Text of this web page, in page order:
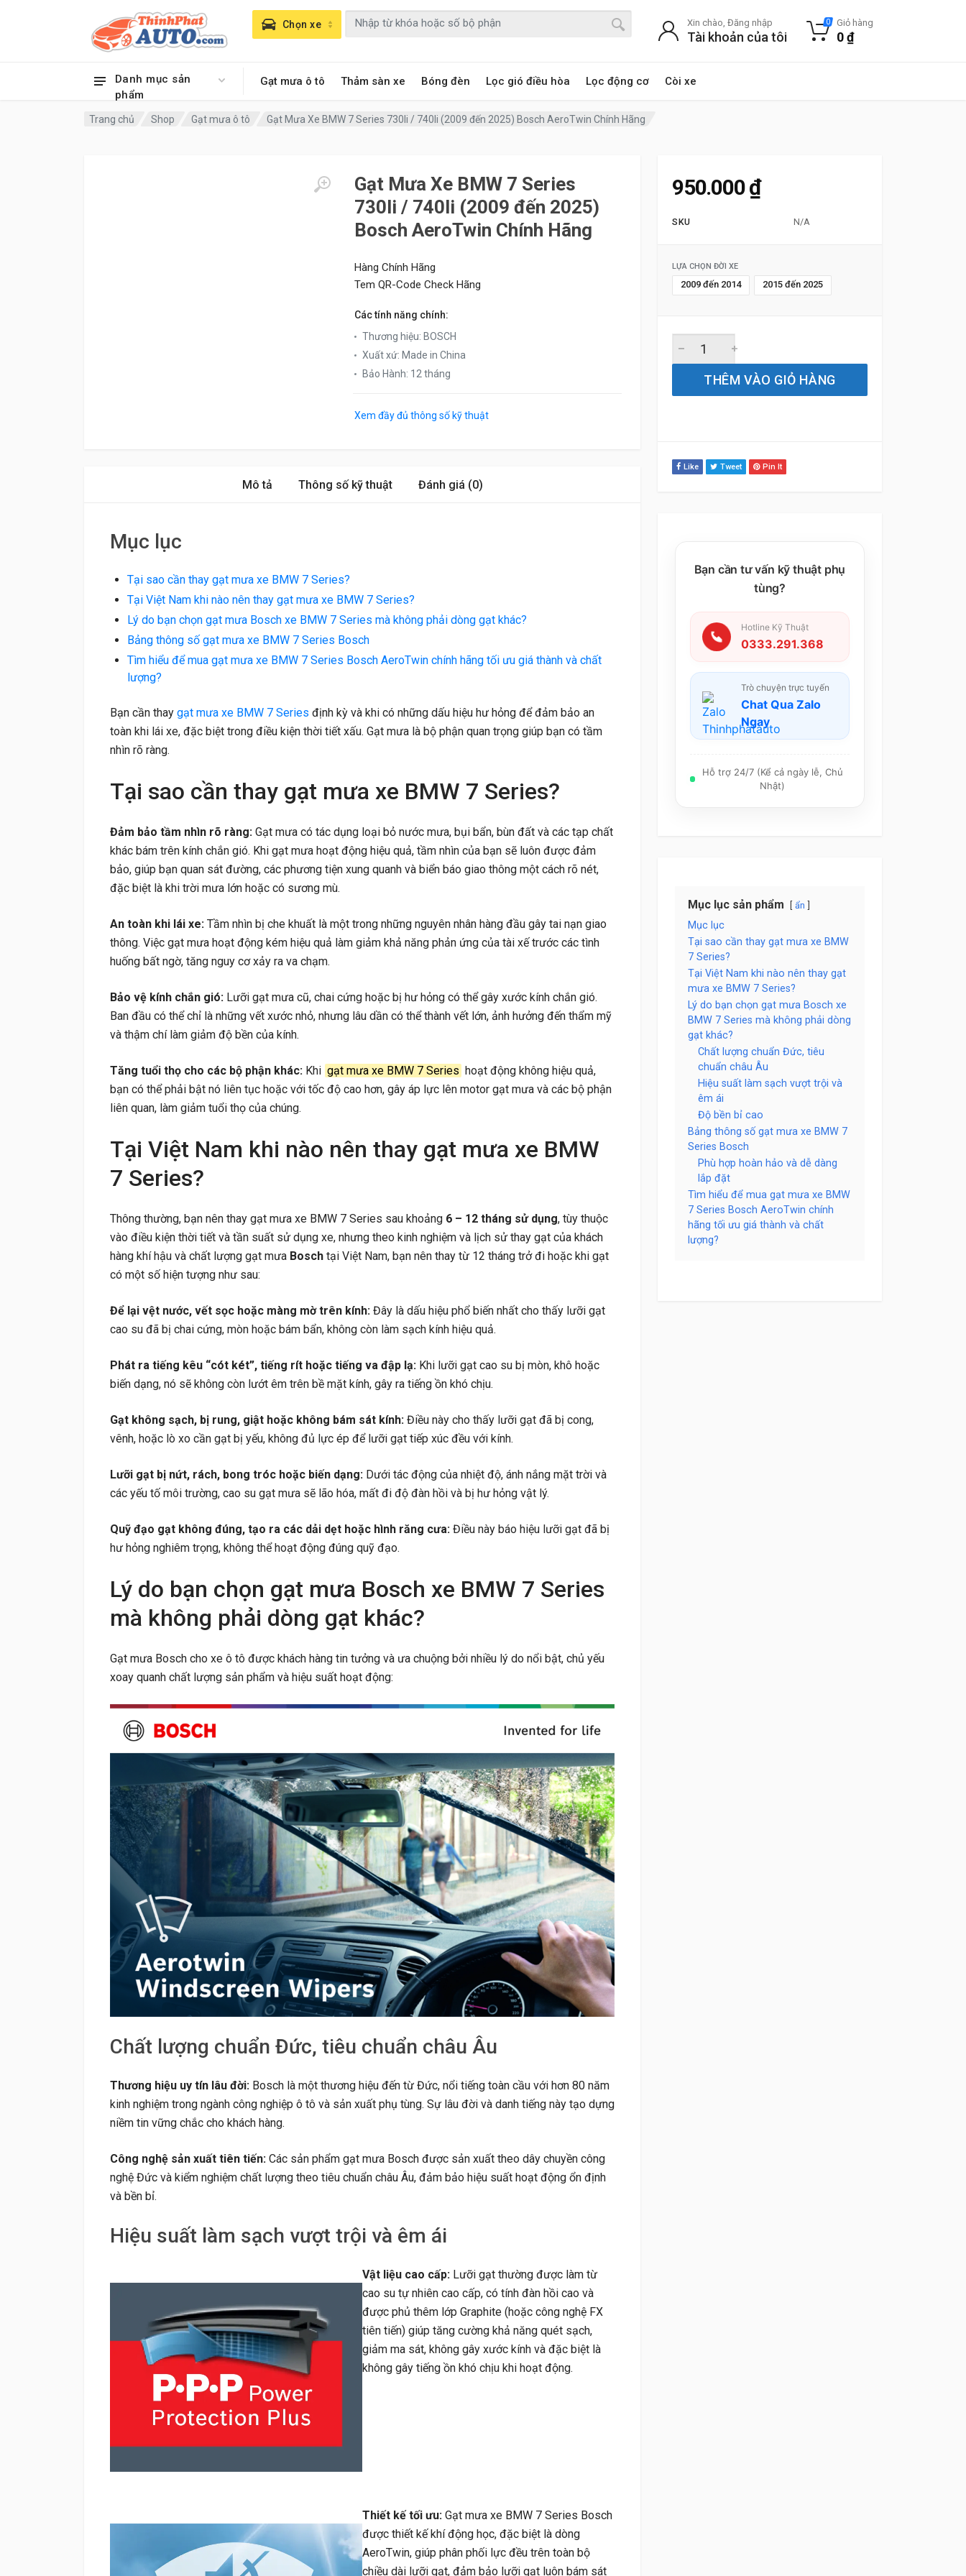
Danh mục sản
phẩm
Gạt mưa ô tô Thảm sàn xe Bóng đèn Lọc gió điều hòa Lọc động cơ Còi xe
Chọn xe Xin chào, Đăng nhập
Tài khoản của tôi
0 Giỏ hàng
0₫
Trang chủ Shop Gạt mưa ô tô Gạt Mưa Xe BMW 7 Series 730li / 740li (2009 đến 2025) Bosch AeroTwin Chính Hãng
Gạt Mưa Xe BMW 7 Series
730li / 740li (2009 đến 2025)
Bosch AeroTwin Chính Hãng
Hàng Chính Hãng
Tem QR-Code Check Hãng
Các tính năng chính:
Thương hiệu: BOSCH
Xuất xứ: Made in China
Bảo Hành: 12 tháng
Xem đầy đủ thông số kỹ thuật
950.000₫
SKU N/A
LỰA CHỌN ĐỜI XE
2009 đến 2014 2015 đến 2025
THÊM VÀO GIỎ HÀNG
Like Tweet Pin It
Bạn cần tư vấn kỹ thuật phụ
tùng?
Hotline Kỹ Thuật
0333.291.368
Trò chuyện trực tuyến
Chat Qua Zalo
Ngay
Hỗ trợ 24/7 (Kể cả ngày lễ, Chủ
Nhật)
Mục lục sản phẩm ẩn
Mục lục
Tại sao cần thay gạt mưa xe BMW
7 Series?
Tại Việt Nam khi nào nên thay gạt
mưa xe BMW 7 Series?
Lý do bạn chọn gạt mưa Bosch xe
BMW 7 Series mà không phải dòng
gạt khác?
Chất lượng chuẩn Đức, tiêu
chuẩn châu Âu
Hiệu suất làm sạch vượt trội và
êm ái
Độ bền bỉ cao
Bảng thông số gạt mưa xe BMW 7
Series Bosch
Phù hợp hoàn hảo và dễ dàng
lắp đặt
Tìm hiểu để mua gạt mưa xe BMW
7 Series Bosch AeroTwin chính
hãng tối ưu giá thành và chất
lượng?
Mô tả Thông số kỹ thuật Đánh giá (0)
Mục lục
Tại sao cần thay gạt mưa xe BMW 7 Series?
Tại Việt Nam khi nào nên thay gạt mưa xe BMW 7 Series?
Lý do bạn chọn gạt mưa Bosch xe BMW 7 Series mà không phải dòng gạt khác?
Bảng thông số gạt mưa xe BMW 7 Series Bosch
Tìm hiểu để mua gạt mưa xe BMW 7 Series Bosch AeroTwin chính hãng tối ưu giá thành và chất
lượng?
Bạn cần thay gạt mưa xe BMW 7 Series định kỳ và khi có những dấu hiệu hư hỏng để đảm bảo an
toàn khi lái xe, đặc biệt trong điều kiện thời tiết xấu. Gạt mưa là bộ phận quan trọng giúp bạn có tầm
nhìn rõ ràng.
Tại sao cần thay gạt mưa xe BMW 7 Series?
Đảm bảo tầm nhìn rõ ràng: Gạt mưa có tác dụng loại bỏ nước mưa, bụi bẩn, bùn đất và các tạp chất
khác bám trên kính chắn gió. Khi gạt mưa hoạt động hiệu quả, tầm nhìn của bạn sẽ luôn được đảm
bảo, giúp bạn quan sát đường, các phương tiện xung quanh và biển báo giao thông một cách rõ nét,
đặc biệt là khi trời mưa lớn hoặc có sương mù.
An toàn khi lái xe: Tầm nhìn bị che khuất là một trong những nguyên nhân hàng đầu gây tai nạn giao
thông. Việc gạt mưa hoạt động kém hiệu quả làm giảm khả năng phản ứng của tài xế trước các tình
huống bất ngờ, tăng nguy cơ xảy ra va chạm.
Bảo vệ kính chắn gió: Lưỡi gạt mưa cũ, chai cứng hoặc bị hư hỏng có thể gây xước kính chắn gió.
Ban đầu có thể chỉ là những vết xước nhỏ, nhưng lâu dần có thể thành vết lớn, ảnh hưởng đến thẩm mỹ
và thậm chí làm giảm độ bền của kính.
Tăng tuổi thọ cho các bộ phận khác: Khi gạt mưa xe BMW 7 Series hoạt động không hiệu quả,
bạn có thể phải bật nó liên tục hoặc với tốc độ cao hơn, gây áp lực lên motor gạt mưa và các bộ phận
liên quan, làm giảm tuổi thọ của chúng.
Tại Việt Nam khi nào nên thay gạt mưa xe BMW
7 Series?
Thông thường, bạn nên thay gạt mưa xe BMW 7 Series sau khoảng 6 – 12 tháng sử dụng, tùy thuộc
vào điều kiện thời tiết và tần suất sử dụng xe, nhưng theo kinh nghiệm và lịch sử thay gạt của khách
hàng khí hậu và chất lượng gạt mưa Bosch tại Việt Nam, bạn nên thay từ 12 tháng trở đi hoặc khi gạt
có một số hiện tượng như sau:
Để lại vệt nước, vết sọc hoặc màng mờ trên kính: Đây là dấu hiệu phổ biến nhất cho thấy lưỡi gạt
cao su đã bị chai cứng, mòn hoặc bám bẩn, không còn làm sạch kính hiệu quả.
Phát ra tiếng kêu “cót két”, tiếng rít hoặc tiếng va đập lạ: Khi lưỡi gạt cao su bị mòn, khô hoặc
biến dạng, nó sẽ không còn lướt êm trên bề mặt kính, gây ra tiếng ồn khó chịu.
Gạt không sạch, bị rung, giật hoặc không bám sát kính: Điều này cho thấy lưỡi gạt đã bị cong,
vênh, hoặc lò xo cần gạt bị yếu, không đủ lực ép để lưỡi gạt tiếp xúc đều với kính.
Lưỡi gạt bị nứt, rách, bong tróc hoặc biến dạng: Dưới tác động của nhiệt độ, ánh nắng mặt trời và
các yếu tố môi trường, cao su gạt mưa sẽ lão hóa, mất đi độ đàn hồi và bị hư hỏng vật lý.
Quỹ đạo gạt không đúng, tạo ra các dải dẹt hoặc hình răng cưa: Điều này báo hiệu lưỡi gạt đã bị
hư hỏng nghiêm trọng, không thể hoạt động đúng quỹ đạo.
Lý do bạn chọn gạt mưa Bosch xe BMW 7 Series
mà không phải dòng gạt khác?
Gạt mưa Bosch cho xe ô tô được khách hàng tin tưởng và ưa chuộng bởi nhiều lý do nổi bật, chủ yếu
xoay quanh chất lượng sản phẩm và hiệu suất hoạt động:
Chất lượng chuẩn Đức, tiêu chuẩn châu Âu
Thương hiệu uy tín lâu đời: Bosch là một thương hiệu đến từ Đức, nổi tiếng toàn cầu với hơn 80 năm
kinh nghiệm trong ngành công nghiệp ô tô và sản xuất phụ tùng. Sự lâu đời và danh tiếng này tạo dựng
niềm tin vững chắc cho khách hàng.
Công nghệ sản xuất tiên tiến: Các sản phẩm gạt mưa Bosch được sản xuất theo dây chuyền công
nghệ Đức và kiểm nghiệm chất lượng theo tiêu chuẩn châu Âu, đảm bảo hiệu suất hoạt động ổn định
và bền bỉ.
Hiệu suất làm sạch vượt trội và êm ái
Vật liệu cao cấp: Lưỡi gạt thường được làm từ
cao su tự nhiên cao cấp, có tính đàn hồi cao và
được phủ thêm lớp Graphite (hoặc công nghệ FX
tiên tiến) giúp tăng cường khả năng quét sạch,
giảm ma sát, không gây xước kính và đặc biệt là
không gây tiếng ồn khó chịu khi hoạt động.
Thiết kế tối ưu: Gạt mưa xe BMW 7 Series Bosch
được thiết kế khí động học, đặc biệt là dòng
AeroTwin, giúp phân phối lực đều trên toàn bộ
chiều dài lưỡi gạt, đảm bảo lưỡi gạt luôn bám sát